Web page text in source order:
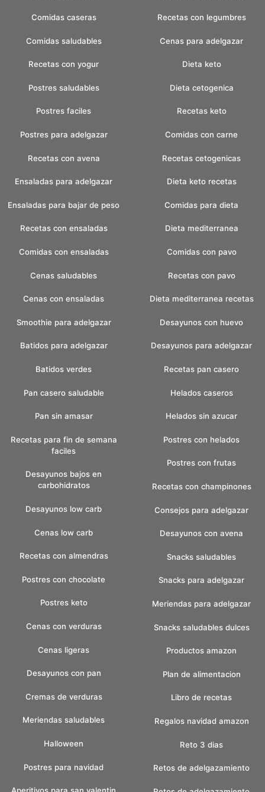
Comidas caseras
Comidas saludables
Recetas con yogur
Postres saludables
Postres faciles
Postres para adelgazar
Recetas con avena
Ensaladas para adelgazar
Ensaladas para bajar de peso
Recetas con ensaladas
Comidas con ensaladas
Cenas saludables
Cenas con ensaladas
Smoothie para adelgazar
Batidos para adelgazar
Batidos verdes
Recetas con legumbres
Cenas para adelgazar
Dieta keto
Dieta cetogenica
Recetas keto
Comidas con carne
Recetas cetogenicas
Dieta keto recetas
Comidas para dieta
Dieta mediterranea
Comidas con pavo
Recetas con pavo
Dieta mediterranea recetas
Desayunos con huevo
Desayunos para adelgazar
Recetas pan casero
Pan casero saludable
Pan sin amasar
Recetas para fin de semana
faciles
Desayunos bajos en
carbohidratos
Desayunos low carb
Cenas low carb
Recetas con almendras
Postres con chocolate
Postres keto
Cenas con verduras
Cenas ligeras
Desayunos con pan
Cremas de verduras
Meriendas saludables
Halloween
Postres para navidad
Helados caseros
Helados sin azucar
Postres con helados
Postres con frutas
Recetas con champinones
Consejos para adelgazar
Desayunos con avena
Snacks saludables
Snacks para adelgazar
Meriendas para adelgazar
Snacks saludables dulces
Productos amazon
Plan de alimentacion
Libro de recetas
Regalos navidad amazon
Reto 3 dias
Retos de adelgazamiento